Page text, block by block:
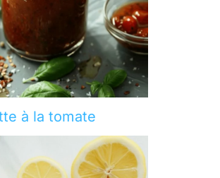
à la tomate